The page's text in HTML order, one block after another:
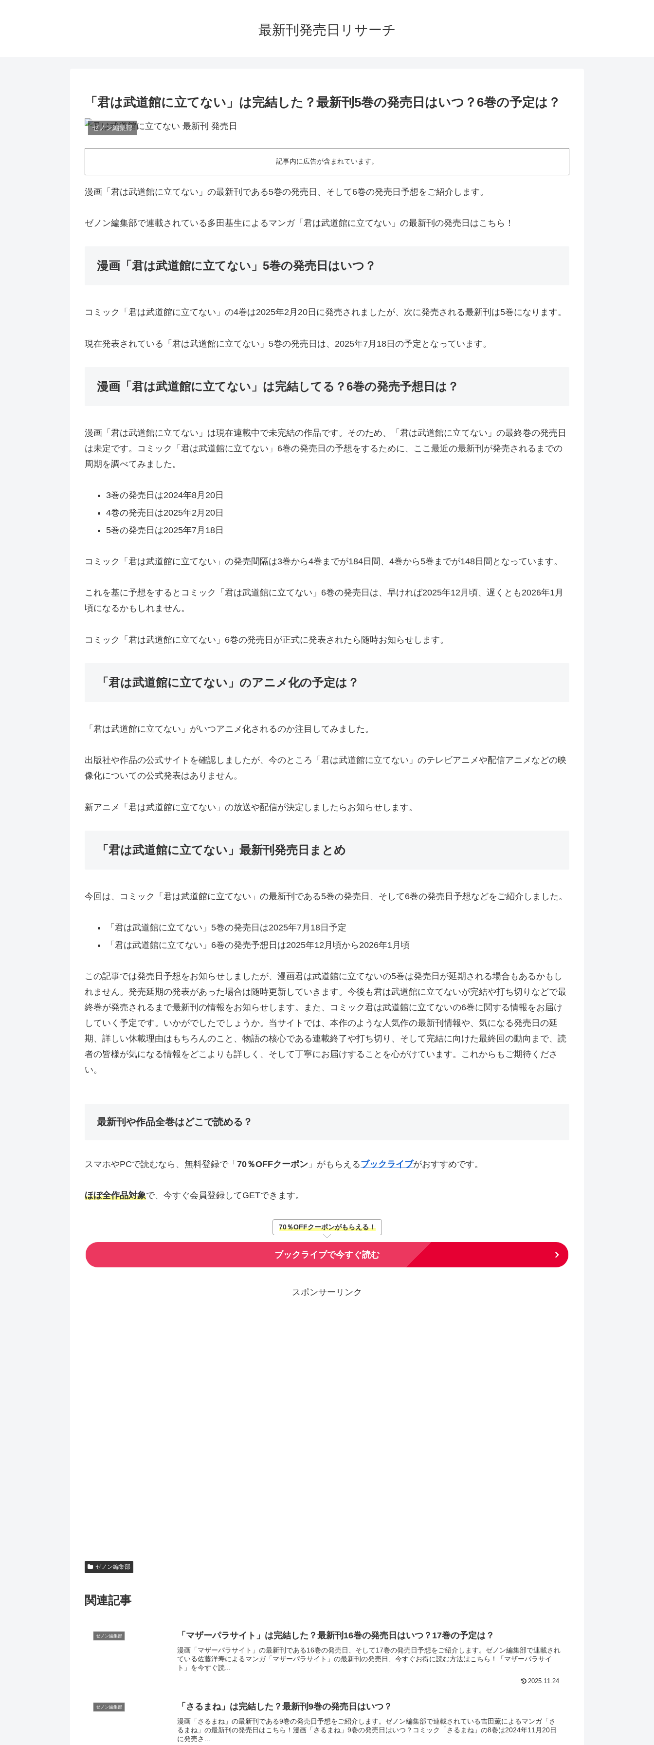
最新刊発売日リサーチ
「君は武道館に立てない」は完結した？最新刊5巻の発売日はいつ？6巻の予定は？
ゼノン編集部
記事内に広告が含まれています。
漫画「君は武道館に立てない」の最新刊である5巻の発売日、そして6巻の発売日予想をご紹介します。
ゼノン編集部で連載されている多田基生によるマンガ「君は武道館に立てない」の最新刊の発売日はこちら！
漫画「君は武道館に立てない」5巻の発売日はいつ？
コミック「君は武道館に立てない」の4巻は2025年2月20日に発売されましたが、次に発売される最新刊は5巻になります。
現在発表されている「君は武道館に立てない」5巻の発売日は、2025年7月18日の予定となっています。
漫画「君は武道館に立てない」は完結してる？6巻の発売予想日は？
漫画「君は武道館に立てない」は現在連載中で未完結の作品です。そのため、「君は武道館に立てない」の最終巻の発売日
は未定です。コミック「君は武道館に立てない」6巻の発売日の予想をするために、ここ最近の最新刊が発売されるまでの
周期を調べてみました。
3巻の発売日は2024年8月20日
4巻の発売日は2025年2月20日
5巻の発売日は2025年7月18日
コミック「君は武道館に立てない」の発売間隔は3巻から4巻までが184日間、4巻から5巻までが148日間となっています。
これを基に予想をするとコミック「君は武道館に立てない」6巻の発売日は、早ければ2025年12月頃、遅くとも2026年1月
頃になるかもしれません。
コミック「君は武道館に立てない」6巻の発売日が正式に発表されたら随時お知らせします。
「君は武道館に立てない」のアニメ化の予定は？
「君は武道館に立てない」がいつアニメ化されるのか注目してみました。
出版社や作品の公式サイトを確認しましたが、今のところ「君は武道館に立てない」のテレビアニメや配信アニメなどの映
像化についての公式発表はありません。
新アニメ「君は武道館に立てない」の放送や配信が決定しましたらお知らせします。
「君は武道館に立てない」最新刊発売日まとめ
今回は、コミック「君は武道館に立てない」の最新刊である5巻の発売日、そして6巻の発売日予想などをご紹介しました。
「君は武道館に立てない」5巻の発売日は2025年7月18日予定
「君は武道館に立てない」6巻の発売予想日は2025年12月頃から2026年1月頃
この記事では発売日予想をお知らせしましたが、漫画君は武道館に立てないの5巻は発売日が延期される場合もあるかもし
れません。発売延期の発表があった場合は随時更新していきます。今後も君は武道館に立てないが完結や打ち切りなどで最
終巻が発売されるまで最新刊の情報をお知らせします。また、コミック君は武道館に立てないの6巻に関する情報をお届け
していく予定です。いかがでしたでしょうか。当サイトでは、本作のような人気作の最新刊情報や、気になる発売日の延
期、詳しい休載理由はもちろんのこと、物語の核心である連載終了や打ち切り、そして完結に向けた最終回の動向まで、読
者の皆様が気になる情報をどこよりも詳しく、そして丁寧にお届けすることを心がけています。これからもご期待くださ
い。
最新刊や作品全巻はどこで読める？
スマホやPCで読むなら、無料登録で「 70％OFFクーポン 」がもらえるブックライブがおすすめです。
ほぼ全作品対象で、今すぐ会員登録してGETできます。
70％OFFクーポンがもらえる！
ブックライブで今すぐ読む
スポンサーリンク
ゼノン編集部
関連記事
ゼノン編集部 「マザーパラサイト」は完結した？最新刊16巻の発売日はいつ？17巻の予定は？
漫画「マザーパラサイト」の最新刊である16巻の発売日、そして17巻の発売日予想をご紹介します。ゼノン編集部で連載され
ている佐藤洋寿によるマンガ「マザーパラサイト」の最新刊の発売日、今すぐお得に読む方法はこちら！「マザーパラサイ
ト」を今すぐ読...
2025.11.24
ゼノン編集部 「さるまね」は完結した？最新刊9巻の発売日はいつ？
漫画「さるまね」の最新刊である9巻の発売日予想をご紹介します。ゼノン編集部で連載されている吉田薫によるマンガ「さ
るまね」の最新刊の発売日はこちら！漫画「さるまね」9巻の発売日はいつ？コミック「さるまね」の8巻は2024年11月20日
に発売さ...